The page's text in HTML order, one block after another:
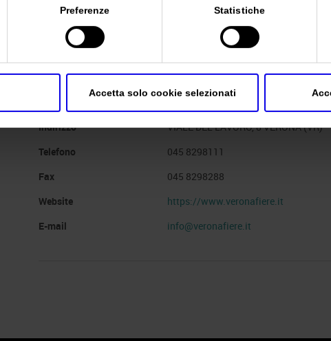
Preferenze Statistiche
Accetta solo cookie selezionati
10/04/2022 - 13/04/2022
Frequenza
Indirizzo
VIALE DEL LAVORO, 8 VERONA (VR)
Telefono
045 8298111
Fax
045 8298288
Website
https://www.veronafiere.it
E-mail
info@veronafiere.it